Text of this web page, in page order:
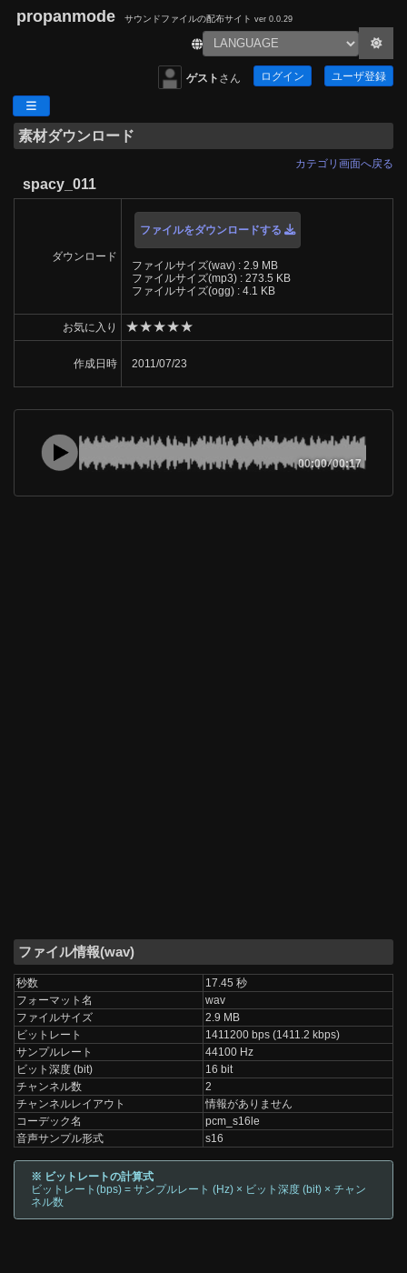
propanmode サウンドファイルの配布サイト ver 0.0.29
ゲスト さん ログイン ユーザ登録
素材ダウンロード
カテゴリ画面へ戻る
spacy_011
ダウンロード
ファイルをダウンロードする
ファイルサイズ(wav) : 2.9 MB
ファイルサイズ(mp3) : 273.5 KB
ファイルサイズ(ogg) : 4.1 KB
お気に入り ★★★★★
作成日時 2011/07/23
00:00/00:17
ファイル情報(wav)
秒数
17.45 秒
フォーマット名
wav
ファイルサイズ
2.9 MB
ビットレート
1411200 bps (1411.2 kbps)
サンプルレート
44100 Hz
ビット深度 (bit)
16 bit
チャンネル数
2
チャンネルレイアウト
情報がありません
コーデック名
pcm_s16le
音声サンプル形式
s16
※ ビットレートの計算式
ビットレート(bps) = サンプルレート (Hz) × ビット深度 (bit) × チャン
ネル数